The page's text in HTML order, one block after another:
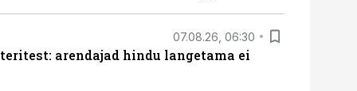
07.08.26, 06:30
arendajad hindu langetama ei